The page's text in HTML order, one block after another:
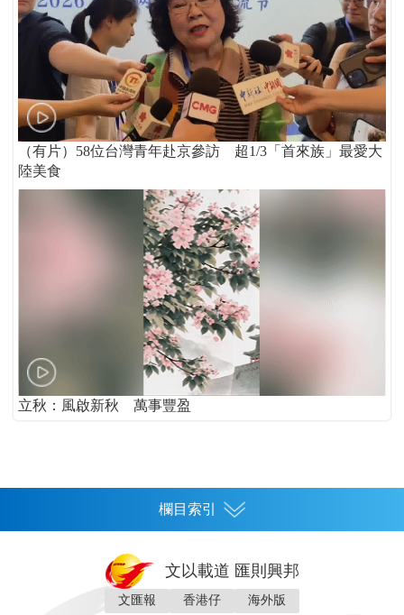
（有片）58位台灣青年赴京參訪 超1/3「首來族」最愛大
陸美食
立秋：風啟新秋 萬事豐盈
欄目索引
文以載道 匯則興邦
文匯報 香港仔 海外版